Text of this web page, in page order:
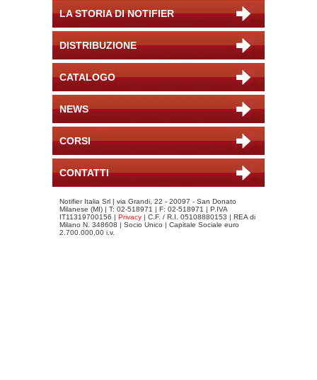
LA STORIA DI NOTIFIER
DISTRIBUZIONE
CATALOGO
NEWS
CORSI
CONTATTI
Notifier Italia Srl | via Grandi, 22 - 20097 - San Donato
Milanese (MI) | T: 02-518971 | F: 02-518971 | P.IVA
IT11319700156 | Privacy | C.F. / R.I. 05108880153 | REA di
Milano N. 348608 | Socio Unico | Capitale Sociale euro
2.700.000,00 i.v.